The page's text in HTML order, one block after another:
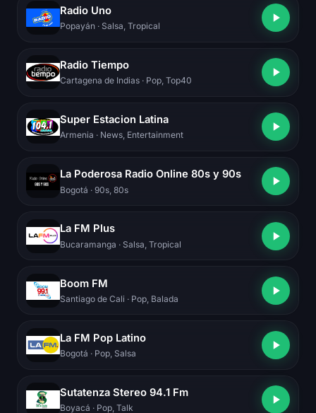
Radio Uno
Popayán · Salsa, Tropical
Radio Tiempo
Cartagena de Indias · Pop, Top40
Super Estacion Latina
Armenia · News, Entertainment
La Poderosa Radio Online 80s y 90s
Bogotá · 90s, 80s
La FM Plus
Bucaramanga · Salsa, Tropical
Boom FM
Santiago de Cali · Pop, Balada
La FM Pop Latino
Bogotá · Pop, Salsa
Sutatenza Stereo 94.1 Fm
Boyacá · Pop, Talk